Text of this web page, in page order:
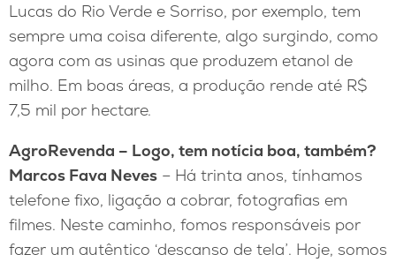
Lucas do Rio Verde e Sorriso, por exemplo, tem
sempre uma coisa diferente, algo surgindo, como
agora com as usinas que produzem etanol de
milho. Em boas áreas, a produção rende até R$
7,5 mil por hectare.
AgroRevenda – Logo, tem notícia boa, também?
Marcos Fava Neves – Há trinta anos, tínhamos
telefone fixo, ligação a cobrar, fotografias em
filmes. Neste caminho, fomos responsáveis por
fazer um autêntico ‘descanso de tela’. Hoje, somos